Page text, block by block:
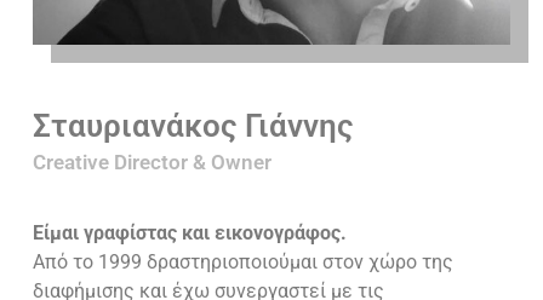
Σταυριανάκος Γιάννης
Creative Director & Owner
Είμαι γραφίστας και εικονογράφος.
Από το 1999 δραστηριοποιούμαι στον χώρο της
διαφήμισης και έχω συνεργαστεί με τις